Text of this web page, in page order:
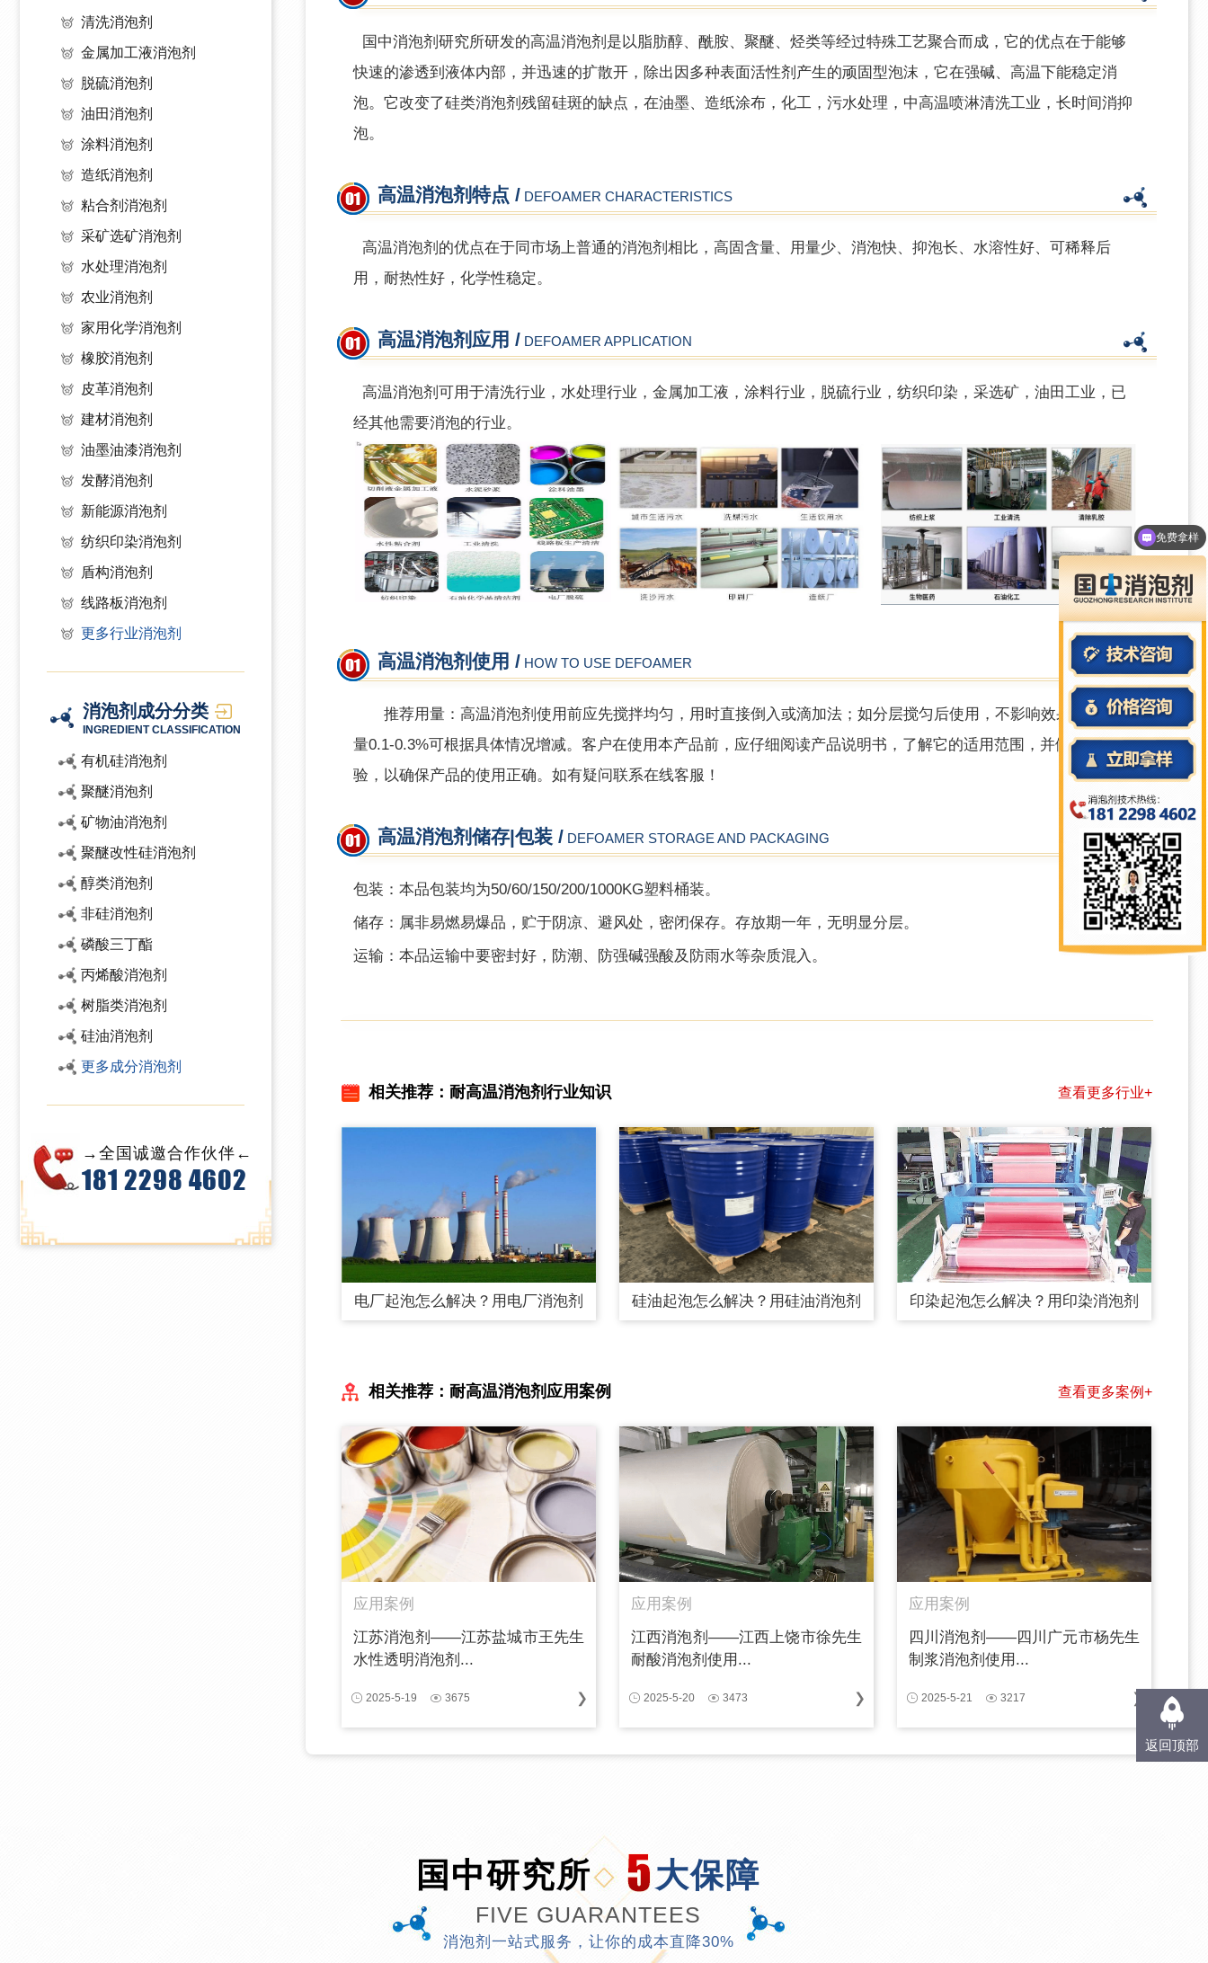
清洗消泡剂
金属加工液消泡剂
脱硫消泡剂
油田消泡剂
涂料消泡剂
造纸消泡剂
粘合剂消泡剂
采矿选矿消泡剂
水处理消泡剂
农业消泡剂
家用化学消泡剂
橡胶消泡剂
皮革消泡剂
建材消泡剂
油墨油漆消泡剂
发酵消泡剂
新能源消泡剂
纺织印染消泡剂
盾构消泡剂
线路板消泡剂
更多行业消泡剂
消泡剂成分分类
INGREDIENT CLASSIFICATION
有机硅消泡剂
聚醚消泡剂
矿物油消泡剂
聚醚改性硅消泡剂
醇类消泡剂
非硅消泡剂
磷酸三丁酯
丙烯酸消泡剂
树脂类消泡剂
硅油消泡剂
更多成分消泡剂
→全国诚邀合作伙伴←
181 2298 4602
国中消泡剂研究所研发的高温消泡剂是以脂肪醇、酰胺、聚醚、烃类等经过特殊工艺聚合而成，它的优点在于能够
快速的渗透到液体内部，并迅速的扩散开，除出因多种表面活性剂产生的顽固型泡沫，它在强碱、高温下能稳定消
泡。它改变了硅类消泡剂残留硅斑的缺点，在油墨、造纸涂布，化工，污水处理，中高温喷淋清洗工业，长时间消抑
泡。
高温消泡剂特点 / DEFOAMER CHARACTERISTICS
高温消泡剂的优点在于同市场上普通的消泡剂相比，高固含量、用量少、消泡快、抑泡长、水溶性好、可稀释后
用，耐热性好，化学性稳定。
高温消泡剂应用 / DEFOAMER APPLICATION
高温消泡剂可用于清洗行业，水处理行业，金属加工液，涂料行业，脱硫行业，纺织印染，采选矿，油田工业，已
经其他需要消泡的行业。
高温消泡剂使用 / HOW TO USE DEFOAMER
推荐用量：高温消泡剂使用前应先搅拌均匀，用时直接倒入或滴加法；如分层搅匀后使用，不影响效果；推荐用
量0.1-0.3%可根据具体情况增减。客户在使用本产品前，应仔细阅读产品说明书，了解它的适用范围，并做小试实
验，以确保产品的使用正确。如有疑问联系在线客服！
高温消泡剂储存|包装 / DEFOAMER STORAGE AND PACKAGING
包装：本品包装均为50/60/150/200/1000KG塑料桶装。
储存：属非易燃易爆品，贮于阴凉、避风处，密闭保存。存放期一年，无明显分层。
运输：本品运输中要密封好，防潮、防强碱强酸及防雨水等杂质混入。
相关推荐：耐高温消泡剂行业知识 查看更多行业+
电厂起泡怎么解决？用电厂消泡剂 硅油起泡怎么解决？用硅油消泡剂 印染起泡怎么解决？用印染消泡剂
相关推荐：耐高温消泡剂应用案例 查看更多案例+
应用案例
江苏消泡剂——江苏盐城市王先生
水性透明消泡剂...
2025-5-19 3675
应用案例
江西消泡剂——江西上饶市徐先生
耐酸消泡剂使用...
2025-5-20 3473
应用案例
四川消泡剂——四川广元市杨先生
制浆消泡剂使用...
2025-5-21 3217
国中研究所 大保障
FIVE GUARANTEES
消泡剂一站式服务，让你的成本直降30%
返回顶部
产品资料